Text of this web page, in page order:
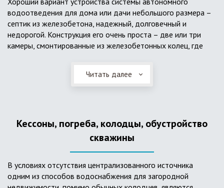
водоотведения для дома или дачи небольшого размера –
септик из железобетона, надежный, долговечный и
недорогой. Конструкция его очень проста – две или три
камеры, смонтированные из железобетонных колец, где
слой дренажа, устроенный из щебня и песка. Для септика
требуется только очищение через определенное время
большую прочность по сравнению с пластиковыми
Читать далее
Кессоны, погреба, колодцы, обустройство
скважины
В условиях отсутствия централизованного источника
одним из способов водоснабжения для загородной